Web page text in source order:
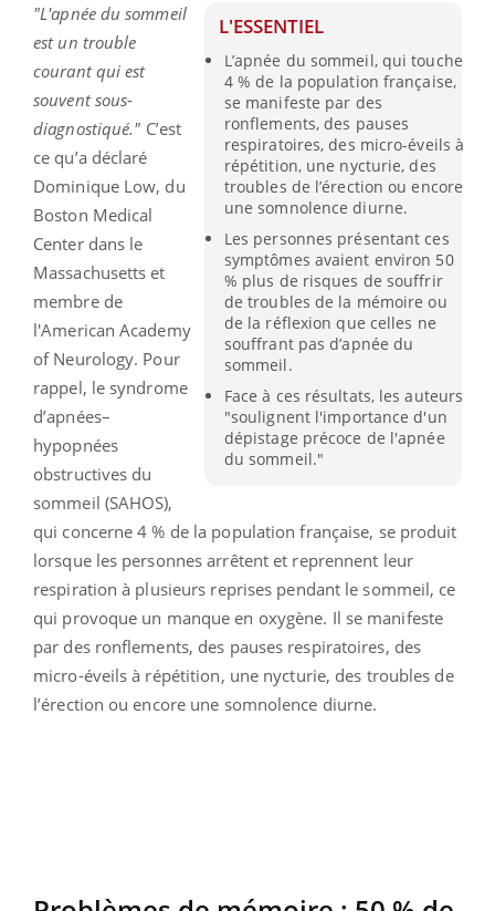
L'ESSENTIEL
L’apnée du sommeil, qui touche
4 % de la population française,
se manifeste par des
ronflements, des pauses
respiratoires, des micro-éveils à
répétition, une nycturie, des
troubles de l’érection ou encore
une somnolence diurne.
Les personnes présentant ces
symptômes avaient environ 50
% plus de risques de souffrir
de troubles de la mémoire ou
de la réflexion que celles ne
souffrant pas d’apnée du
sommeil.
Face à ces résultats, les auteurs
"soulignent l'importance d'un
dépistage précoce de l'apnée
du sommeil."
"L'apnée du sommeil
est un trouble
courant qui est
souvent sous-
diagnostiqué." C’est
ce qu’a déclaré
Dominique Low, du
Boston Medical
Center dans le
Massachusetts et
membre de
l'American Academy
of Neurology. Pour
rappel, le syndrome
d’apnées–
hypopnées
obstructives du
sommeil (SAHOS),
qui concerne 4 % de la population française, se produit
lorsque les personnes arrêtent et reprennent leur
respiration à plusieurs reprises pendant le sommeil, ce
qui provoque un manque en oxygène. Il se manifeste
par des ronflements, des pauses respiratoires, des
micro-éveils à répétition, une nycturie, des troubles de
l’érection ou encore une somnolence diurne.